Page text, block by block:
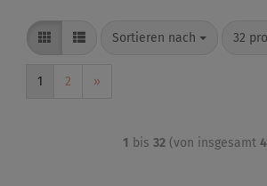
Sortieren nach 32
1 2 »
1 bis 32(von insgesamt